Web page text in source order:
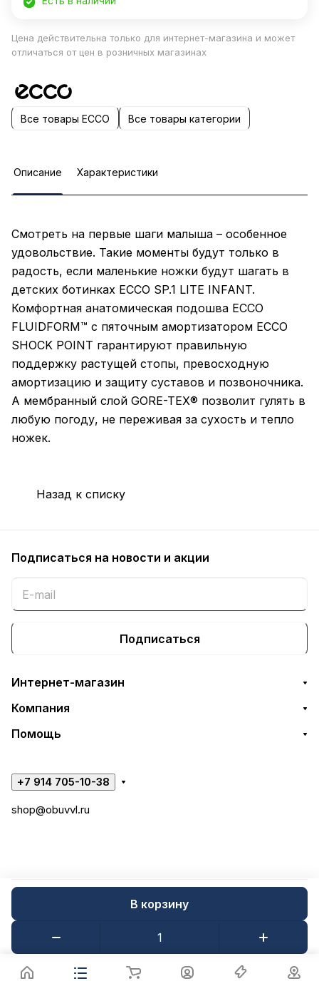
В корзину
Цена действительна только для интернет-магазина и может
отличаться от цен в розничных магазинах
Все товары ECCO Все товары категории
Описание Характеристики
Смотреть на первые шаги малыша – особенное
удовольствие. Такие моменты будут только в
радость, если маленькие ножки будут шагать в
детских ботинках ECCO SP.1 LITE INFANT.
Комфортная анатомическая подошва ECCO
FLUIDFORM™ с пяточным амортизатором ECCO
SHOCK POINT гарантируют правильную
поддержку растущей стопы, превосходную
амортизацию и защиту суставов и позвоночника.
А мембранный слой GORE-TEX® позволит гулять в
любую погоду, не переживая за сухость и тепло
ножек.
Назад к списку
Подписаться на новости и акции
Подписаться
Интернет-магазин
Компания
Помощь
+7 914 705-10-38
shop@obuvvl.ru
© 2026 Веб-студия НетЛещ